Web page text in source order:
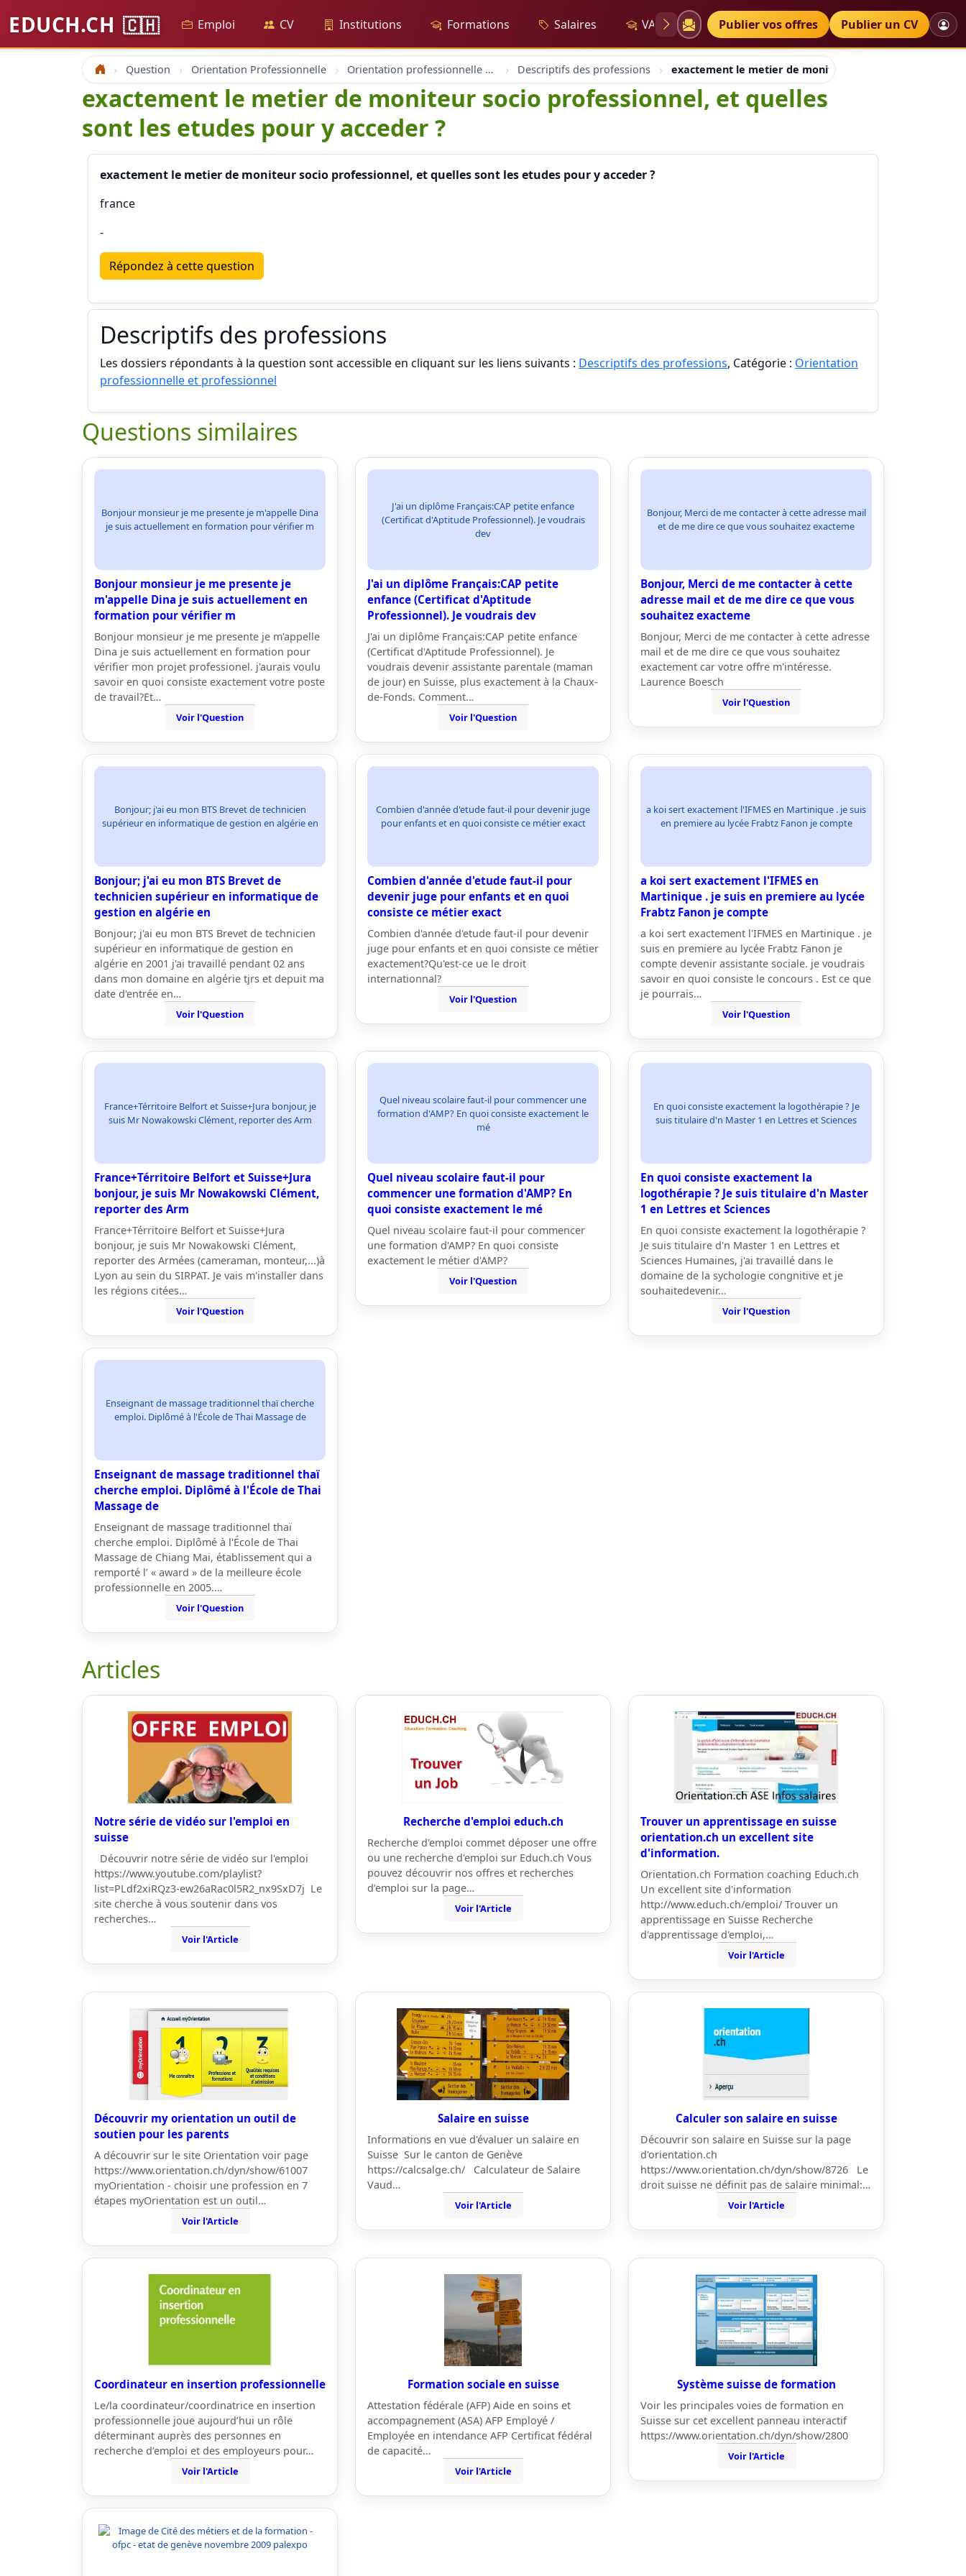
EDUCH.CH 🇨🇭 Emploi CV Institutions Formations Salaires VAE Diplômes Petites annonces
Publier vos offres Publier un CV
Accueil Question Orientation Professionnelle Orientation professionnelle et professionnel Descriptifs des professions exactement le metier de moniteur socio professionnel,
exactement le metier de moniteur socio professionnel, et quelles
sont les etudes pour y acceder ?
exactement le metier de moniteur socio professionnel, et quelles sont les etudes pour y acceder ?
france
-
Répondez à cette question
Descriptifs des professions
Les dossiers répondants à la question sont accessible en cliquant sur les liens suivants : Descriptifs des professions, Catégorie : Orientation
professionnelle et professionnel
Questions similaires
Bonjour monsieur je me presente je m'appelle Dina
je suis actuellement en formation pour vérifier m
Bonjour monsieur je me presente je
m'appelle Dina je suis actuellement en
formation pour vérifier m
Bonjour monsieur je me presente je m'appelle
Dina je suis actuellement en formation pour
vérifier mon projet professionel. j'aurais voulu
savoir en quoi consiste exactement votre poste
de travail?Et…
Voir l'Question
J'ai un diplôme Français:CAP petite enfance
(Certificat d'Aptitude Professionnel). Je voudrais
dev
J'ai un diplôme Français:CAP petite
enfance (Certificat d'Aptitude
Professionnel). Je voudrais dev
J'ai un diplôme Français:CAP petite enfance
(Certificat d'Aptitude Professionnel). Je
voudrais devenir assistante parentale (maman
de jour) en Suisse, plus exactement à la Chaux-
de-Fonds. Comment…
Voir l'Question
Bonjour, Merci de me contacter à cette adresse mail
et de me dire ce que vous souhaitez exacteme
Bonjour, Merci de me contacter à cette
adresse mail et de me dire ce que vous
souhaitez exacteme
Bonjour, Merci de me contacter à cette adresse
mail et de me dire ce que vous souhaitez
exactement car votre offre m'intéresse.
Laurence Boesch
Voir l'Question
Bonjour; j'ai eu mon BTS Brevet de technicien
supérieur en informatique de gestion en algérie en
Bonjour; j'ai eu mon BTS Brevet de
technicien supérieur en informatique de
gestion en algérie en
Bonjour; j'ai eu mon BTS Brevet de technicien
supérieur en informatique de gestion en
algérie en 2001 j'ai travaillé pendant 02 ans
dans mon domaine en algérie tjrs et depuit ma
date d'entrée en…
Voir l'Question
Combien d'année d'etude faut-il pour devenir juge
pour enfants et en quoi consiste ce métier exact
Combien d'année d'etude faut-il pour
devenir juge pour enfants et en quoi
consiste ce métier exact
Combien d'année d'etude faut-il pour devenir
juge pour enfants et en quoi consiste ce métier
exactement?Qu'est-ce ue le droit
internationnal?
Voir l'Question
a koi sert exactement l'IFMES en Martinique . je suis
en premiere au lycée Frabtz Fanon je compte
a koi sert exactement l'IFMES en
Martinique . je suis en premiere au lycée
Frabtz Fanon je compte
a koi sert exactement l'IFMES en Martinique . je
suis en premiere au lycée Frabtz Fanon je
compte devenir assistante sociale. je voudrais
savoir en quoi consiste le concours . Est ce que
je pourrais…
Voir l'Question
France+Térritoire Belfort et Suisse+Jura bonjour, je
suis Mr Nowakowski Clément, reporter des Arm
France+Térritoire Belfort et Suisse+Jura
bonjour, je suis Mr Nowakowski Clément,
reporter des Arm
France+Térritoire Belfort et Suisse+Jura
bonjour, je suis Mr Nowakowski Clément,
reporter des Armées (cameraman, monteur,...)à
Lyon au sein du SIRPAT. Je vais m'installer dans
les régions citées…
Voir l'Question
Quel niveau scolaire faut-il pour commencer une
formation d'AMP? En quoi consiste exactement le
mé
Quel niveau scolaire faut-il pour
commencer une formation d'AMP? En
quoi consiste exactement le mé
Quel niveau scolaire faut-il pour commencer
une formation d'AMP? En quoi consiste
exactement le métier d'AMP?
Voir l'Question
En quoi consiste exactement la logothérapie ? Je
suis titulaire d'n Master 1 en Lettres et Sciences
En quoi consiste exactement la
logothérapie ? Je suis titulaire d'n Master
1 en Lettres et Sciences
En quoi consiste exactement la logothérapie ?
Je suis titulaire d'n Master 1 en Lettres et
Sciences Humaines, j'ai travaillé dans le
domaine de la sychologie congnitive et je
souhaitedevenir…
Voir l'Question
Enseignant de massage traditionnel thaï cherche
emploi. Diplômé à l'École de Thai Massage de
Enseignant de massage traditionnel thaï
cherche emploi. Diplômé à l'École de Thai
Massage de
Enseignant de massage traditionnel thaï
cherche emploi. Diplômé à l'École de Thai
Massage de Chiang Mai, établissement qui a
remporté l’ « award » de la meilleure école
professionnelle en 2005.…
Voir l'Question
Articles
Notre série de vidéo sur l'emploi en
suisse
Découvrir notre série de vidéo sur l'emploi
https://www.youtube.com/playlist?
list=PLdf2xiRQz3-ew26aRac0l5R2_nx9SxD7j Le
site cherche à vous soutenir dans vos
recherches…
Voir l'Article
Recherche d'emploi educh.ch
Recherche d'emploi commet déposer une offre
ou une recherche d'emploi sur Educh.ch Vous
pouvez découvrir nos offres et recherches
d’emploi sur la page…
Voir l'Article
Trouver un apprentissage en suisse
orientation.ch un excellent site
d'information.
Orientation.ch Formation coaching Educh.ch
Un excellent site d'information
http://www.educh.ch/emploi/ Trouver un
apprentissage en Suisse Recherche
d'apprentissage d'emploi,…
Voir l'Article
Découvrir my orientation un outil de
soutien pour les parents
A découvrir sur le site Orientation voir page
https://www.orientation.ch/dyn/show/61007
myOrientation - choisir une profession en 7
étapes myOrientation est un outil…
Voir l'Article
Salaire en suisse
Informations en vue d'évaluer un salaire en
Suisse Sur le canton de Genève
https://calcsalge.ch/ Calculateur de Salaire
Vaud…
Voir l'Article
Calculer son salaire en suisse
Découvrir son salaire en Suisse sur la page
d'orientation.ch
https://www.orientation.ch/dyn/show/8726 Le
droit suisse ne définit pas de salaire minimal:…
Voir l'Article
Coordinateur en insertion professionnelle
Le/la coordinateur/coordinatrice en insertion
professionnelle joue aujourd’hui un rôle
déterminant auprès des personnes en
recherche d’emploi et des employeurs pour…
Voir l'Article
Formation sociale en suisse
Attestation fédérale (AFP) Aide en soins et
accompagnement (ASA) AFP Employé /
Employée en intendance AFP Certificat fédéral
de capacité…
Voir l'Article
Système suisse de formation
Voir les principales voies de formation en
Suisse sur cet excellent panneau interactif
https://www.orientation.ch/dyn/show/2800
Voir l'Article